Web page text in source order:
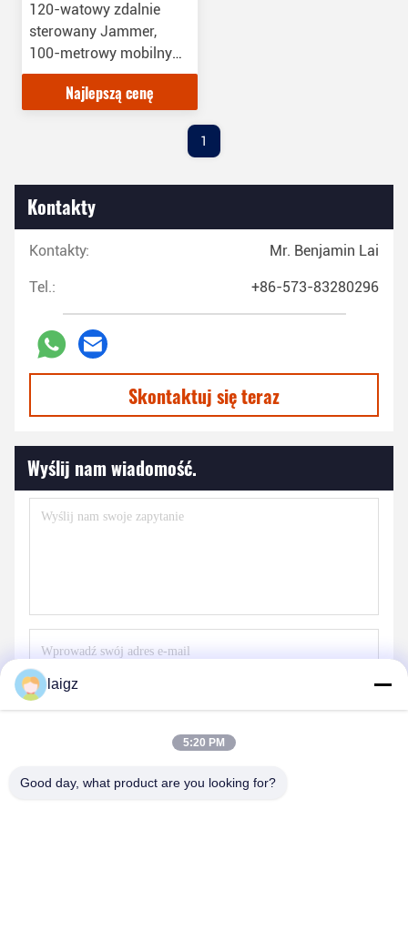
120-watowy zdalnie
sterowany Jammer,
100-metrowy mobilny
Jammer
Najlepszą cenę
1
Kontakty
Kontakty: Mr. Benjamin Lai
Tel.: +86-573-83280296
Skontaktuj się teraz
Wyślij nam wiadomość.
Wyślij
laigz
5:20 PM
Good day, what product are you looking for?